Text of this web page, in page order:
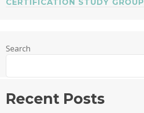
CERTIFICATION STUDY GROUP
Search
Recent Posts